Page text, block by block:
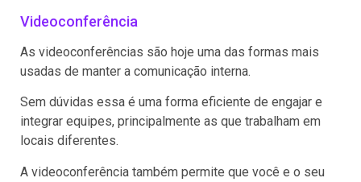
Videoconferência
As videoconferências são hoje uma das formas mais
usadas de manter a comunicação interna.
Sem dúvidas essa é uma forma eficiente de engajar e
integrar equipes, principalmente as que trabalham em
locais diferentes.
A videoconferência também permite que você e o seu